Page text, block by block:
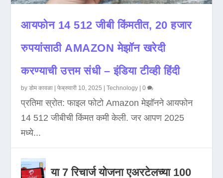
आयफोन 14 512 जीबी किंमतीत, 20 हजार
रुपयांसाठी AMAZON मेझॉन खरेदी
करण्याची उत्तम संधी – इंडिया टीव्ही हिंदी
byडोम कावळा |फेब्रुवारी 10, 2025 |Technology |0
प्रतिमा स्रोत: फाइल फोटो Amazon मेझॉनने आयफोन
14 512 जीबीची किंमत कमी केली. जर आपण 2025
मध्ये...
या 7 रिचार्ज योजना एअरटेलच्या 100